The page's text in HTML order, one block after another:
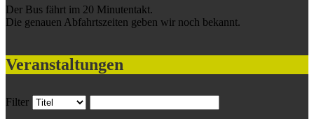
Der Bus fährt im 20 Minutentakt.
Die genauen Abfahrtszeiten geben wir noch bekannt.
Veranstaltungen
Filter